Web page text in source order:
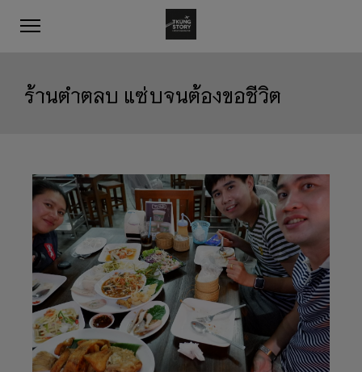
ร้านตำตลบ แซ่บจนต้องขอชีวิต